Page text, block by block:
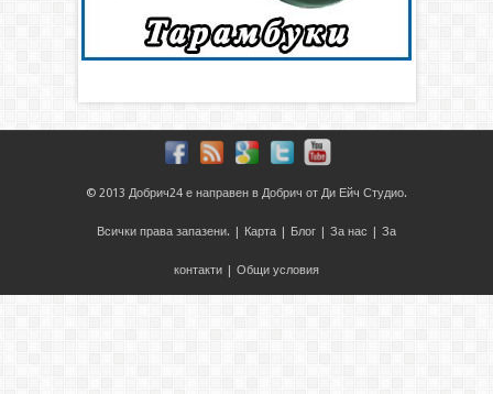
© 2013 Добрич24 е направен в Добрич от Ди Ейч Студио.
Всички права запазени. | Карта | Блог | За нас | За
контакти | Общи условия